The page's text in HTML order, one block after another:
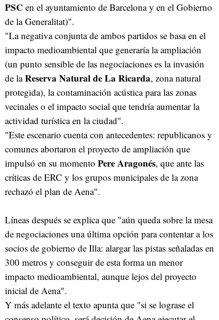
PSC en el ayuntamiento de Barcelona y en el Gobierno
de la Generalitat)".
"La negativa conjunta de ambos partidos se basa en el
impacto medioambiental que generaría la ampliación
(un punto sensible de las negociaciones es la invasión
de laReserva Natural de La Ricarda, zona natural
protegida), la contaminación acústica para las zonas
vecinales o el impacto social que tendría aumentar la
actividad turística en la ciudad".
"Este escenario cuenta con antecedentes: republicanos y
comunes abortaron el proyecto de ampliación que
impulsó en su momento Pere Aragonés, que ante las
críticas de ERC y los grupos municipales de la zona
rechazó el plan de Aena".
Líneas después se explica que "aún queda sobre la mesa
de negociaciones una última opción para contentar a los
socios de gobierno de Illa: alargar las pistas señaladas en
300 metros y conseguir de esta forma un menor
impacto medioambiental, aunque lejos del proyecto
inicial de Aena".
Y más adelante el texto apunta que "si se lograse el